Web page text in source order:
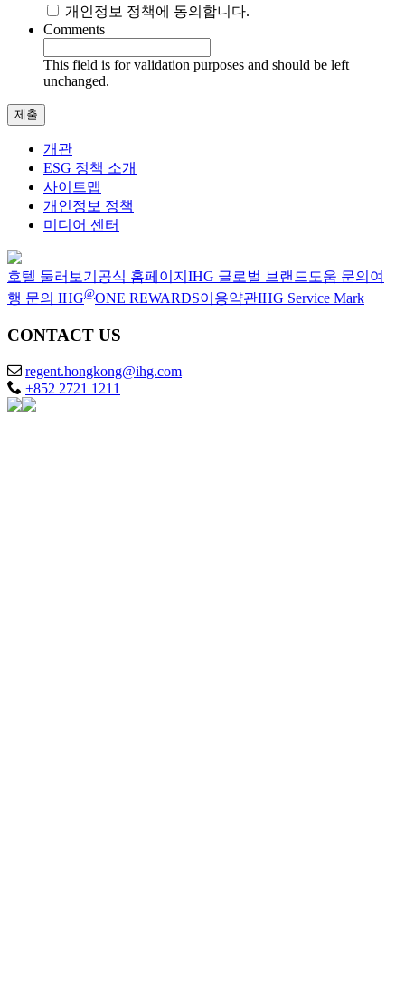
개인정보 정책에 동의합니다.
Comments
This field is for validation purposes and should be left
unchanged.
개관
ESG 정책 소개
사이트맵
개인정보 정책
미디어 센터
호텔 둘러보기 공식 홈페이지 IHG 글로벌 브랜드 도움 문의 여
행 문의 IHG@ONE REWARDS이용약관IHG Service Mark
CONTACT US
regent.hongkong@ihg.com
+852 2721 1211